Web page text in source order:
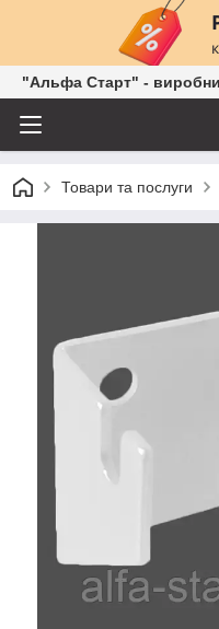
"Альфа Старт" -
Товари та послуги